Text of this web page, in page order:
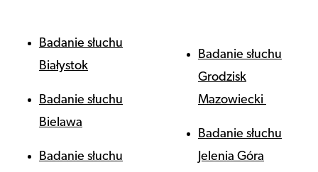
Badanie słuchu
Białystok
Badanie słuchu
Bielawa
Badanie słuchu
Badanie słuchu
Grodzisk
Mazowiecki
Badanie słuchu
Jelenia Góra